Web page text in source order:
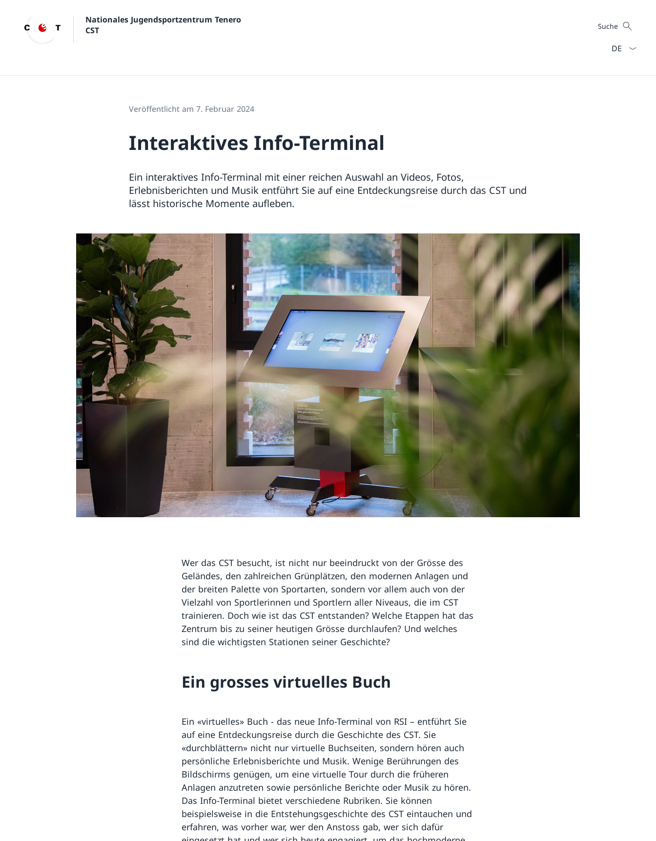
Nationales Jugendsportzentrum Tenero
CST
Suche
Suche
Veröffentlicht am 7. Februar 2024
Interaktives Info-Terminal
Ein interaktives Info-Terminal mit einer reichen Auswahl an Videos, Fotos,
Erlebnisberichten und Musik entführt Sie auf eine Entdeckungsreise durch das CST und
lässt historische Momente aufleben.
Wer das CST besucht, ist nicht nur beeindruckt von der Grösse des
Geländes, den zahlreichen Grünplätzen, den modernen Anlagen und
der breiten Palette von Sportarten, sondern vor allem auch von der
Vielzahl von Sportlerinnen und Sportlern aller Niveaus, die im CST
trainieren. Doch wie ist das CST entstanden? Welche Etappen hat das
Zentrum bis zu seiner heutigen Grösse durchlaufen? Und welches
sind die wichtigsten Stationen seiner Geschichte?
Ein grosses virtuelles Buch
Ein «virtuelles» Buch − das neue Info-Terminal von RSI – entführt Sie
auf eine Entdeckungsreise durch die Geschichte des CST. Sie
«durchblättern» nicht nur virtuelle Buchseiten, sondern hören auch
persönliche Erlebnisberichte und Musik. Wenige Berührungen des
Bildschirms genügen, um eine virtuelle Tour durch die früheren
Anlagen anzutreten sowie persönliche Berichte oder Musik zu hören.
Das Info-Terminal bietet verschiedene Rubriken. Sie können
beispielsweise in die Entstehungsgeschichte des CST eintauchen und
erfahren, was vorher war, wer den Anstoss gab, wer sich dafür